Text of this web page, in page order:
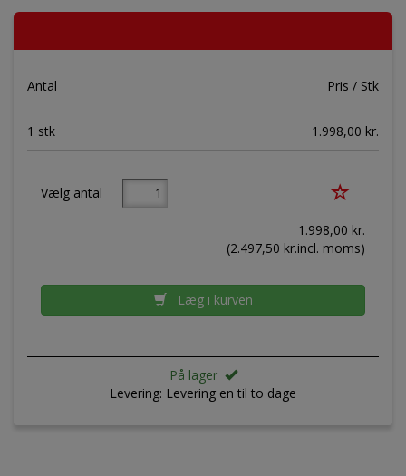
Antal Pris / Stk
1 stk 1.998,00 kr.
Vælg antal
1.998,00 kr.
(2.497,50 kr.incl. moms)
Læg i kurven
På lager
Levering: Levering en til to dage